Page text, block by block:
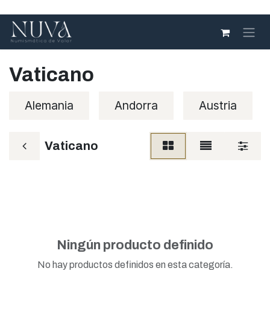
Ir al contenido
Vaticano
Alemania Andorra Austria
Vaticano
Ningún producto definido
No hay productos definidos en esta categoría.